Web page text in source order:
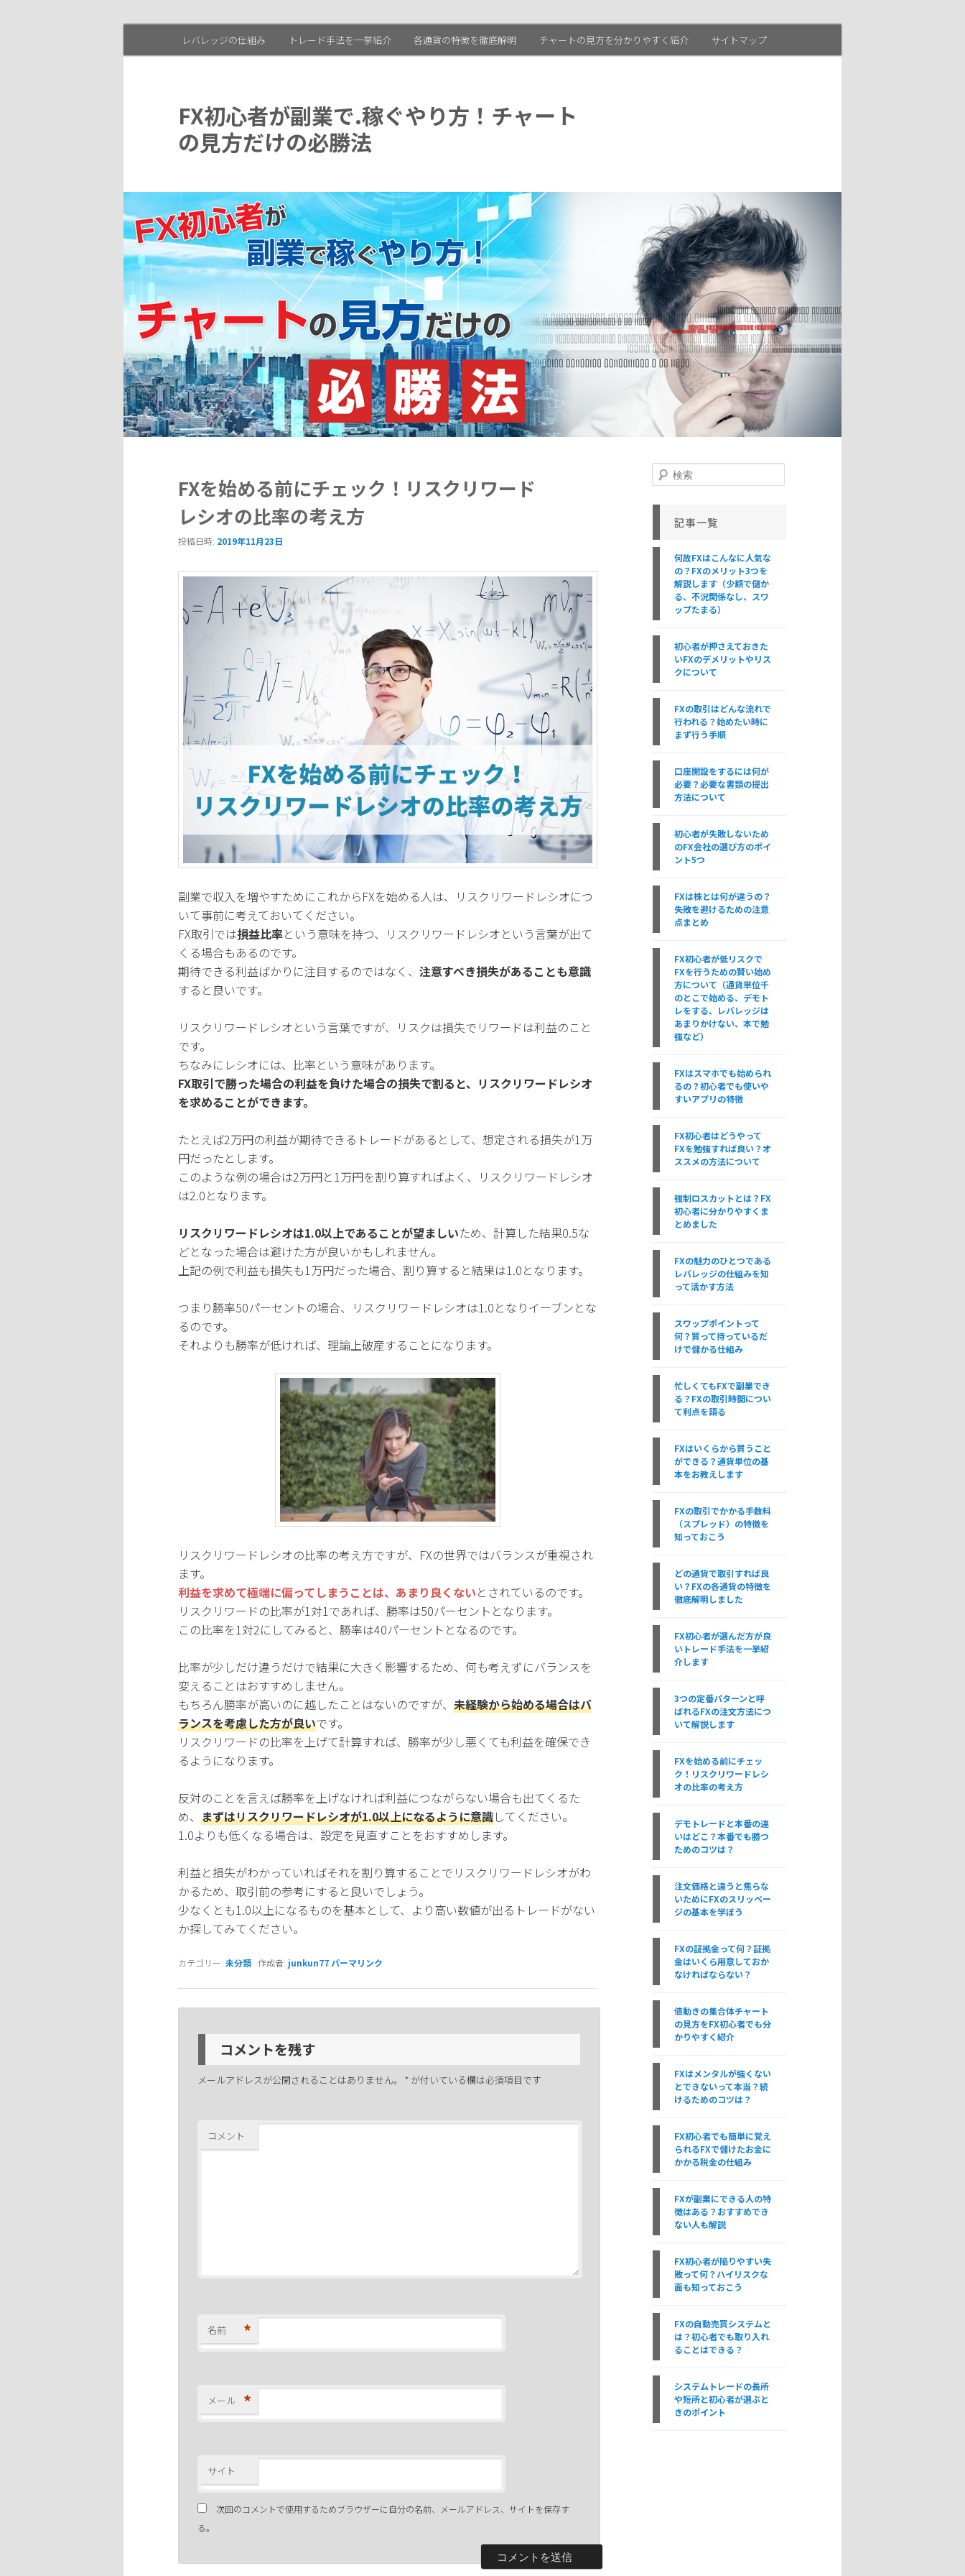
メ
ン
コ
ン
テ
ン
ツ
へ
移
動
レバレッジの仕組み トレード手法を一挙紹介 各通貨の特徴を徹底解明 チャートの見方を分かりやすく紹介 サイトマップ
FX初心者が副業で.稼ぐやり方！チャート
の見方だけの必勝法
FXを始める前にチェック！リスクリワード
レシオの比率の考え方
投稿日時: 2019年11月23日
副業で収入を増やすためにこれからFXを始める人は、リスクリワードレシオにつ
いて事前に考えておいてください。
FX取引では損益比率という意味を持つ、リスクリワードレシオという言葉が出て
くる場合もあるのです。
期待できる利益ばかりに注目するのではなく、 注意すべき損失があることも意識
すると良いです。
リスクリワードレシオという言葉ですが、リスクは損失でリワードは利益のこと
です。
ちなみにレシオには、比率という意味があります。
FX取引で勝った場合の利益を負けた場合の損失で割ると、リスクリワードレシオ
を求めることができます。
たとえば2万円の利益が期待できるトレードがあるとして、想定される損失が1万
円だったとします。
このような例の場合は2万円と1万円を割り算すればよく、リスクリワードレシオ
は2.0となります。
リスクリワードレシオは1.0以上であることが望ましいため、計算した結果0.5な
どとなった場合は避けた方が良いかもしれません。
上記の例で利益も損失も1万円だった場合、割り算すると結果は1.0となります。
つまり勝率50パーセントの場合、リスクリワードレシオは1.0となりイーブンとな
るのです。
それよりも勝率が低ければ、理論上破産することになります。
リスクリワードレシオの比率の考え方ですが、FXの世界ではバランスが重視され
ます。
利益を求めて極端に偏ってしまうことは、あまり良くないとされているのです。
リスクリワードの比率が1対1であれば、勝率は50パーセントとなります。
この比率を1対2にしてみると、勝率は40パーセントとなるのです。
比率が少しだけ違うだけで結果に大きく影響するため、何も考えずにバランスを
変えることはおすすめしません。
もちろん勝率が高いのに越したことはないのですが、 未経験から始める場合はバ
ランスを考慮した方が良いです。
リスクリワードの比率を上げて計算すれば、勝率が少し悪くても利益を確保でき
るようになります。
反対のことを言えば勝率を上げなければ利益につながらない場合も出てくるた
め、 まずはリスクリワードレシオが1.0以上になるように意識してください。
1.0よりも低くなる場合は、設定を見直すことをおすすめします。
利益と損失がわかっていればそれを割り算することでリスクリワードレシオがわ
かるため、取引前の参考にすると良いでしょう。
少なくとも1.0以上になるものを基本として、より高い数値が出るトレードがない
か探してみてください。
カテゴリー: 未分類 作成者: junkun77 パーマリンク
コメントを残す
メールアドレスが公開されることはありません。 * が付いている欄は必須項目です
コメント
名前 *
メール *
サイト
次回のコメントで使用するためブラウザーに自分の名前、メールアドレス、サイトを保存す
る。
検
索
記事一覧
何故FXはこんなに人気な
の？FXのメリット3つを
解説します（少額で儲か
る、不況関係なし、スワ
ップたまる）
初心者が押さえておきた
いFXのデメリットやリス
クについて
FXの取引はどんな流れで
行われる？始めたい時に
まず行う手順
口座開設をするには何が
必要？必要な書類の提出
方法について
初心者が失敗しないため
のFX会社の選び方のポイ
ント5つ
FXは株とは何が違うの？
失敗を避けるための注意
点まとめ
FX初心者が低リスクで
FXを行うための賢い始め
方について（通貨単位千
のとこで始める、デモト
レをする、レバレッジは
あまりかけない、本で勉
強など）
FXはスマホでも始められ
るの？初心者でも使いや
すいアプリの特徴
FX初心者はどうやって
FXを勉強すれば良い？オ
ススメの方法について
強制ロスカットとは？FX
初心者に分かりやすくま
とめました
FXの魅力のひとつである
レバレッジの仕組みを知
って活かす方法
スワップポイントって
何？買って持っているだ
けで儲かる仕組み
忙しくてもFXで副業でき
る？FXの取引時間につい
て利点を語る
FXはいくらから買うこと
ができる？通貨単位の基
本をお教えします
FXの取引でかかる手数料
（スプレッド）の特徴を
知っておこう
どの通貨で取引すれば良
い？FXの各通貨の特徴を
徹底解明しました
FX初心者が選んだ方が良
いトレード手法を一挙紹
介します
3つの定番パターンと呼
ばれるFXの注文方法につ
いて解説します
FXを始める前にチェッ
ク！リスクリワードレシ
オの比率の考え方
デモトレードと本番の違
いはどこ？本番でも勝つ
ためのコツは？
注文価格と違うと焦らな
いためにFXのスリッペー
ジの基本を学ぼう
FXの証拠金って何？証拠
金はいくら用意しておか
なければならない？
値動きの集合体チャート
の見方をFX初心者でも分
かりやすく紹介
FXはメンタルが強くない
とできないって本当？続
けるためのコツは？
FX初心者でも簡単に覚え
られるFXで儲けたお金に
かかる税金の仕組み
FXが副業にできる人の特
徴はある？おすすめでき
ない人も解説
FX初心者が陥りやすい失
敗って何？ハイリスクな
面も知っておこう
FXの自動売買システムと
は？初心者でも取り入れ
ることはできる？
システムトレードの長所
や短所と初心者が選ぶと
きのポイント